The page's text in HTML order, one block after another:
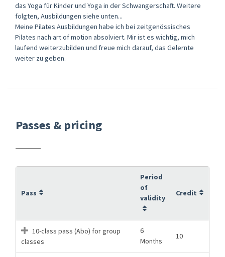
das Yoga für Kinder und Yoga in der Schwangerschaft. Weitere
folgten, Ausbildungen siehe unten...
Meine Pilates Ausbildungen habe ich bei zeitgenössisches
Pilates nach art of motion absolviert. Mir ist es wichtig, mich
laufend weiterzubilden und freue mich darauf, das Gelernte
weiter zu geben.
Passes & pricing
Pass
Period
of
validity
Credit
10-class pass (Abo) for group
classes
6
Months
10